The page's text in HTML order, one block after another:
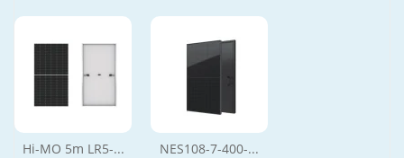
Hi-MO 5m LR5-... NES108-7-400-...